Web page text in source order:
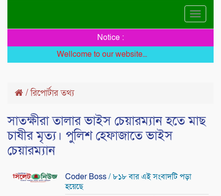
Toggle
Notice :
Wellcome to our website...
/রিপোর্টার তথ্য
সাতক্ষীরা তালার ভাইস চেয়ারম্যান হতে মাছ
চাষীর মৃত্য। পুলিশ হেফাজাতে ভাইস
চেয়ারম্যান
Coder Boss/ ৮১৮ বার এই সংবাদটি পড়া
হয়েছে